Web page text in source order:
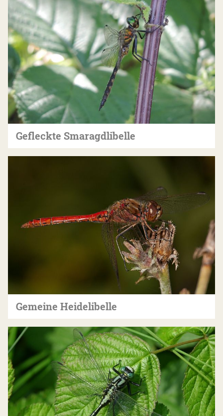
Gefleckte Smaragdlibelle
Gemeine Heidelibelle